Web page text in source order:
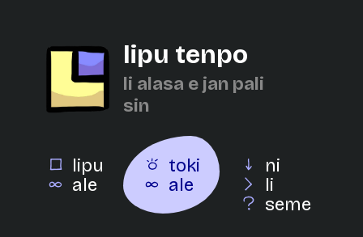
lipu tenpo
li alasa e jan pali
sin
lipu
ale
toki
ale
ni
li
seme